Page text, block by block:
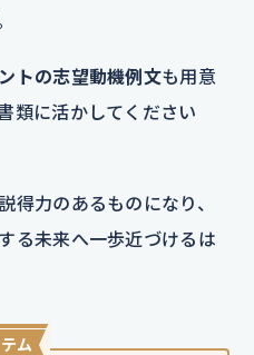
トの志望動機例文も用意
類に活かしてください
得力のあるものになり、
る未来へ一歩近づけるは
ム